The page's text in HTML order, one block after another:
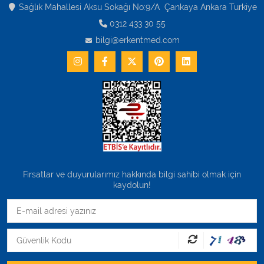
Sağlık Mahallesi Aksu Sokağı No:9/A Çankaya Ankara Turkiye
0312 433 30 55
bilgi@erkentmed.com
Fırsatlar ve duyurularımız hakkında bilgi sahibi olmak için
kaydolun!